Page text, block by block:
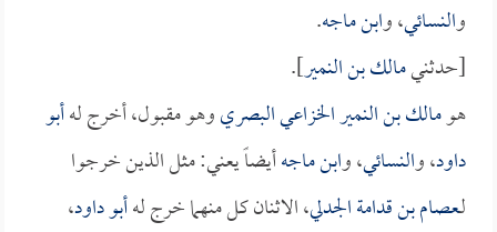
والنسائي، وابن ماجه.
[حدثنيمالك بن النمير].
هومالك بن النمير الخزاعي البصريوهو مقبول، أخرج لهأبو
داود، والنسائي، وابن ماجهأيضاً يعني: مثل الذين خرجوا
لـعصام بن قدامة الجدلي، الاثنان كل منهما خرج لهأبو داود،